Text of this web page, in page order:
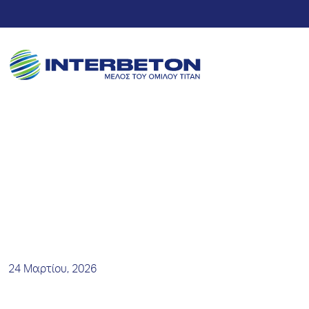
24 Μαρτίου, 2026